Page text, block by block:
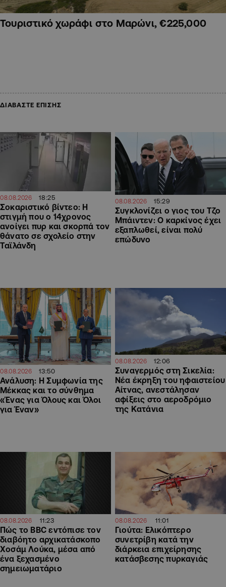
Τουριστικό χωράφι στο Μαρώνι, €225,000
ΔΙΑΒΑΣΤΕ ΕΠΙΣΗΣ
08.08.2026 18:25
Σοκαριστικό βίντεο: Η
στιγμή που ο 14χρονος
ανοίγει πυρ και σκορπά τον
θάνατο σε σχολείο στην
Ταϊλάνδη
08.08.2026 15:29
Συγκλονίζει ο γιος του Τζο
Μπάιντεν: Ο καρκίνος έχει
εξαπλωθεί, είναι πολύ
επώδυνο
08.08.2026 13:50
Ανάλυση: Η Συμφωνία της
Μέκκας και το σύνθημα
«Ένας για Όλους και Όλοι
για Έναν»
08.08.2026 12:06
Συναγερμός στη Σικελία:
Νέα έκρηξη του ηφαιστείου
Αίτνας, ανεστάλησαν
αφίξεις στο αεροδρόμιο
της Κατάνια
08.08.2026 11:23
Πώς το BBC εντόπισε τον
διαβόητο αρχικατάσκοπο
Χοσάμ Λούκα, μέσα από
ένα ξεχασμένο
σημειωματάριο
08.08.2026 11:01
Γιούτα: Ελικόπτερο
συνετρίβη κατά την
διάρκεια επιχείρησης
κατάσβεσης πυρκαγιάς